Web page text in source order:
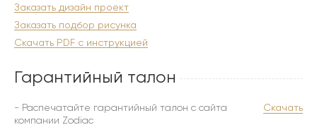
Заказать дизайн проект
Заказать подбор рисунка
Скачать PDF с инструкцией
Гарантийный талон
- Распечатайте гарантийный талон с сайта
компании Zodiac
Скачать